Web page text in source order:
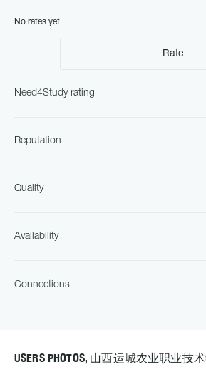
No rates yet
Rate
Need4Study rating
Reputation
Quality
Availability
Connections
USERS PHOTOS, 山西运城农业职业技